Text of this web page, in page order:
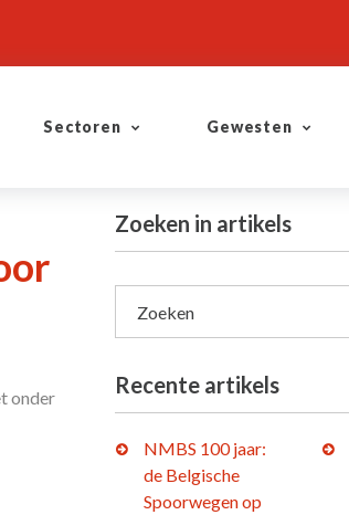
Sectoren Gewesten
onder
Zoeken in artikels
Zoeken
Recente artikels
NMBS 100 jaar:
de Belgische
Spoorwegen op